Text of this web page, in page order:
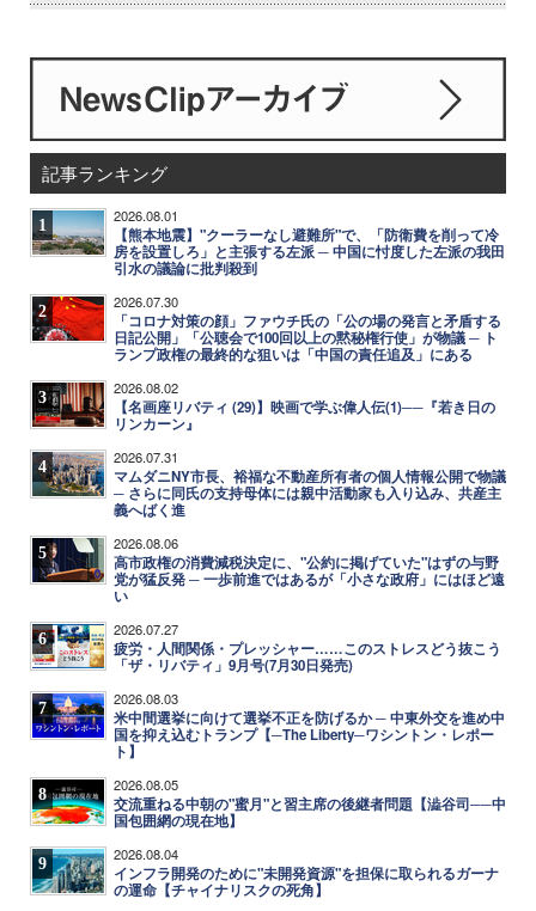
記事ランキング
1 2026.08.01
【熊本地震】"クーラーなし避難所"で、「防衛費を削って冷
房を設置しろ」と主張する左派 ─ 中国に忖度した左派の我田
引水の議論に批判殺到
2 2026.07.30
「コロナ対策の顔」ファウチ氏の「公の場の発言と矛盾する
日記公開」「公聴会で100回以上の黙秘権行使」が物議 ─ ト
ランプ政権の最終的な狙いは「中国の責任追及」にある
3 2026.08.02
【名画座リバティ (29)】映画で学ぶ偉人伝(1)──『若き日の
リンカーン』
4 2026.07.31
マムダニNY市長、裕福な不動産所有者の個人情報公開で物議
─ さらに同氏の支持母体には親中活動家も入り込み、共産主
義へばく進
5 2026.08.06
高市政権の消費減税決定に、"公約に掲げていた"はずの与野
党が猛反発 ─ 一歩前進ではあるが「小さな政府」にはほど遠
い
6 2026.07.27
疲労・人間関係・プレッシャー……このストレスどう抜こう
「ザ・リバティ」9月号(7月30日発売)
7 2026.08.03
米中間選挙に向けて選挙不正を防げるか ─ 中東外交を進め中
国を抑え込むトランプ【─The Liberty─ワシントン・レポー
ト】
8 2026.08.05
交流重ねる中朝の"蜜月"と習主席の後継者問題【澁谷司──中
国包囲網の現在地】
9 2026.08.04
インフラ開発のために"未開発資源"を担保に取られるガーナ
の運命【チャイナリスクの死角】